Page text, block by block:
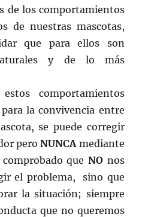
de los comportamientos
de nuestras mascotas,
que para ellos son
y de lo más
comportamientos
la convivencia entre
se puede corregir
peroNUNCA mediante
que NOnos
el problema, sino que
la situación; siempre
que no queremos